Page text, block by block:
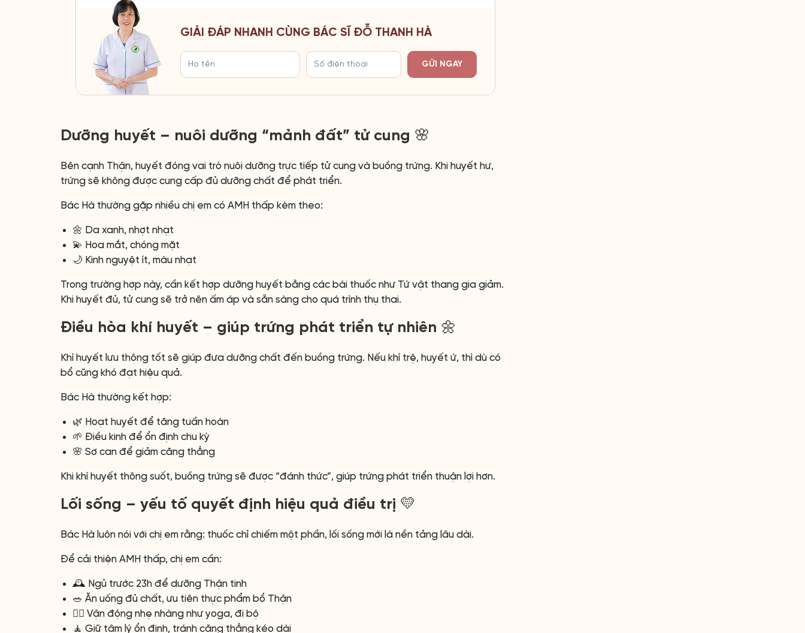
GIẢI ĐÁP NHANH CÙNG BÁC SĨ ĐỖ THANH HÀ
GỬI NGAY
Dưỡng huyết – nuôi dưỡng “mảnh đất” tử cung 🌸
Bên cạnh Thận, huyết đóng vai trò nuôi dưỡng trực tiếp tử cung và buồng trứng. Khi huyết hư,
trứng sẽ không được cung cấp đủ dưỡng chất để phát triển.
Bác Hà thường gặp nhiều chị em có AMH thấp kèm theo:
🌼 Da xanh, nhợt nhạt
💫 Hoa mắt, chóng mặt
🌙 Kinh nguyệt ít, màu nhạt
Trong trường hợp này, cần kết hợp dưỡng huyết bằng các bài thuốc như Tứ vật thang gia giảm.
Khi huyết đủ, tử cung sẽ trở nên ấm áp và sẵn sàng cho quá trình thụ thai.
Điều hòa khí huyết – giúp trứng phát triển tự nhiên 🌼
Khí huyết lưu thông tốt sẽ giúp đưa dưỡng chất đến buồng trứng. Nếu khí trệ, huyết ứ, thì dù có
bổ cũng khó đạt hiệu quả.
Bác Hà thường kết hợp:
🌿 Hoạt huyết để tăng tuần hoàn
🌱 Điều kinh để ổn định chu kỳ
🌸 Sơ can để giảm căng thẳng
Khi khí huyết thông suốt, buồng trứng sẽ được “đánh thức”, giúp trứng phát triển thuận lợi hơn.
Lối sống – yếu tố quyết định hiệu quả điều trị 💛
Bác Hà luôn nói với chị em rằng: thuốc chỉ chiếm một phần, lối sống mới là nền tảng lâu dài.
Để cải thiện AMH thấp, chị em cần:
🕰️ Ngủ trước 23h để dưỡng Thận tinh
🥗 Ăn uống đủ chất, ưu tiên thực phẩm bổ Thận
🚶‍♀️ Vận động nhẹ nhàng như yoga, đi bộ
🧘 Giữ tâm lý ổn định, tránh căng thẳng kéo dài